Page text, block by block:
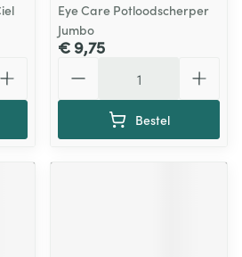
Eye Care Potloodscherper
Jumbo
€ 9,75
Bestel